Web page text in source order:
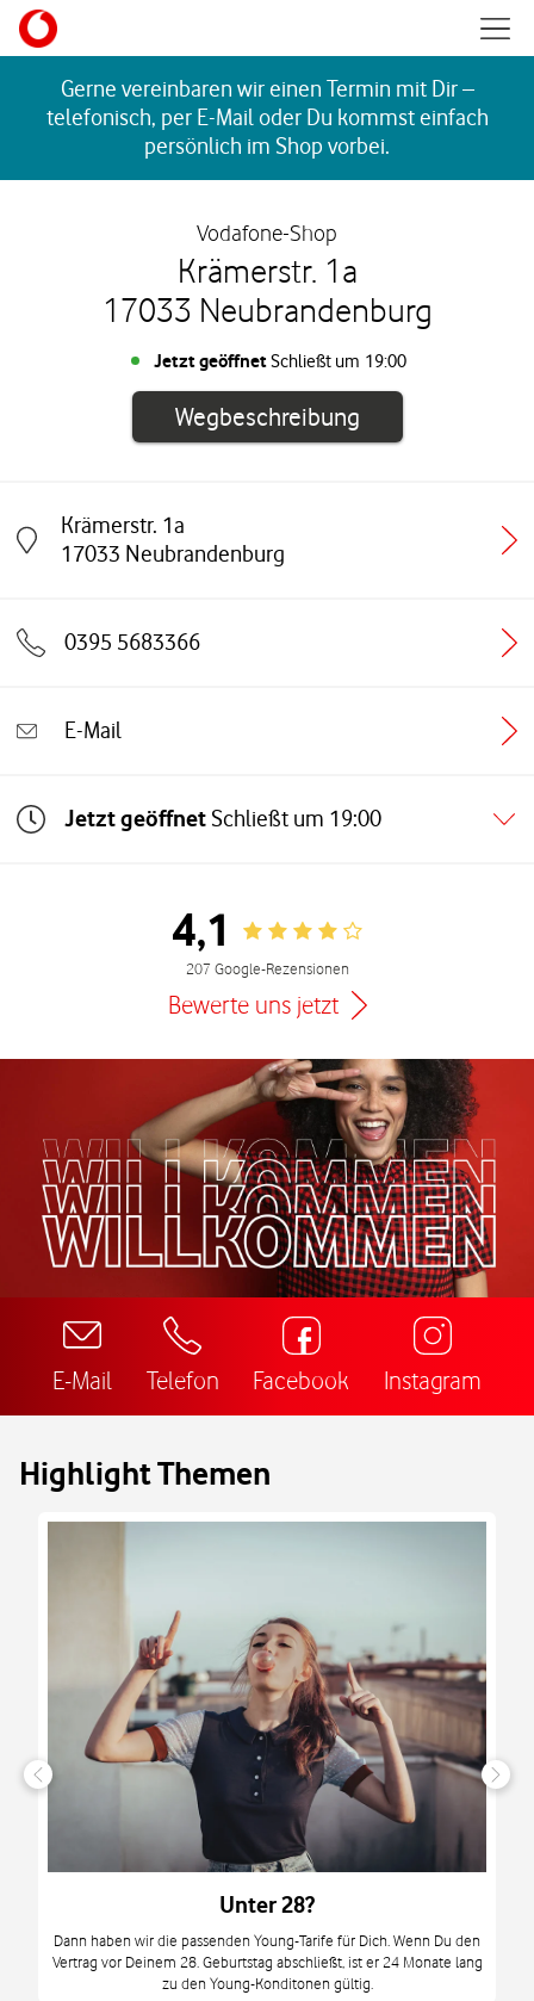
Skip to content
Gerne vereinbaren wir einen Termin mit Dir –
telefonisch, per E-Mail oder Du kommst einfach
persönlich im Shop vorbei.
Vodafone-Shop
Krämerstr. 1a
17033 Neubrandenburg
Jetzt geöffnetSchließt um 19:00
WegbeschreibungLink öffnet in
Krämerstr. 1a
17033 Neubrandenburg
Link öffnet in einem neuen Tab
0395 5683366
E-Mail
Jetzt geöffnet Schließt um 19:00
4,1 Rating 4.1
207 Google-Rezensionen
Bewerte uns jetzt
E-Mail Telefon Facebook Instagram
Highlight Themen
Unter 28?
Dann haben wir die passenden Young-Tarife für Dich. Wenn Du den
Vertrag vor Deinem 28. Geburtstag abschließt, ist er 24 Monate lang
zu den Young-Konditonen gültig.